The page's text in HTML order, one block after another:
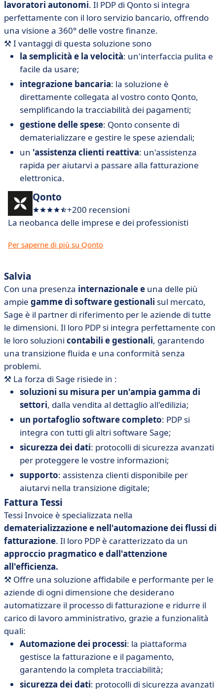
lavoratori autonomi. Il PDP di Qonto si integra
perfettamente con il loro servizio bancario, offrendo
una visione a 360° delle vostre finanze.
⚒️I vantaggi di questa soluzione sono
la semplicità e la velocità: un'interfaccia pulita e
facile da usare;
integrazione bancaria: la soluzione è
direttamente collegata al vostro conto Qonto,
semplificando la tracciabilità dei pagamenti;
gestione delle spese: Qonto consente di
dematerializzare e gestire le spese aziendali;
un 'assistenza clienti reattiva: un'assistenza
rapida per aiutarvi a passare alla fatturazione
elettronica.
Qonto
+200 recensioni
La neobanca delle imprese e dei professionisti
Per saperne di più su Qonto
Salvia
Con una presenza internazionale e una delle più
ampie gamme di software gestionali sul mercato,
Sage è il partner di riferimento per le aziende di tutte
le dimensioni. Il loro PDP si integra perfettamente con
le loro soluzioni contabili e gestionali, garantendo
una transizione fluida e una conformità senza
problemi.
⚒️ La forza di Sage risiede in :
soluzioni su misura per un'ampia gamma di
settori, dalla vendita al dettaglio all'edilizia;
un portafoglio software completo: PDP si
integra con tutti gli altri software Sage;
sicurezza dei dati: protocolli di sicurezza avanzati
per proteggere le vostre informazioni;
supporto: assistenza clienti disponibile per
aiutarvi nella transizione digitale;
Fattura Tessi
Tessi Invoice è specializzata nella
dematerializzazione e nell'automazione dei flussi di
fatturazione. Il loro PDP è caratterizzato da un
approccio pragmatico e dall'attenzione
all'efficienza.
⚒️ Offre una soluzione affidabile e performante per le
aziende di ogni dimensione che desiderano
automatizzare il processo di fatturazione e ridurre il
carico di lavoro amministrativo, grazie a funzionalità
quali:
Automazione dei processi: la piattaforma
gestisce la fatturazione e il pagamento,
garantendo la completa tracciabilità;
sicurezza dei dati: protocolli di sicurezza avanzati